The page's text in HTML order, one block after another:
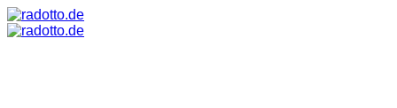
Zum
Inhalt